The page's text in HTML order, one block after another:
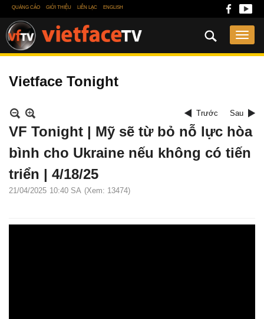
QUẢNG CÁO GIỚI THIỆU LIÊN LẠC ENGLISH
Vietface Tonight
Trước Sau
VF Tonight | Mỹ sẽ từ bỏ nỗ lực hòa
bình cho Ukraine nếu không có tiến
triển | 4/18/25
21/04/2025 10:40 SA (Xem: 13474)